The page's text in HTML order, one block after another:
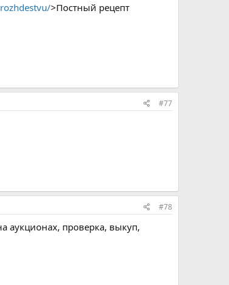
>Постный рецепт
#77
#78
аукционах, проверка, выкуп,